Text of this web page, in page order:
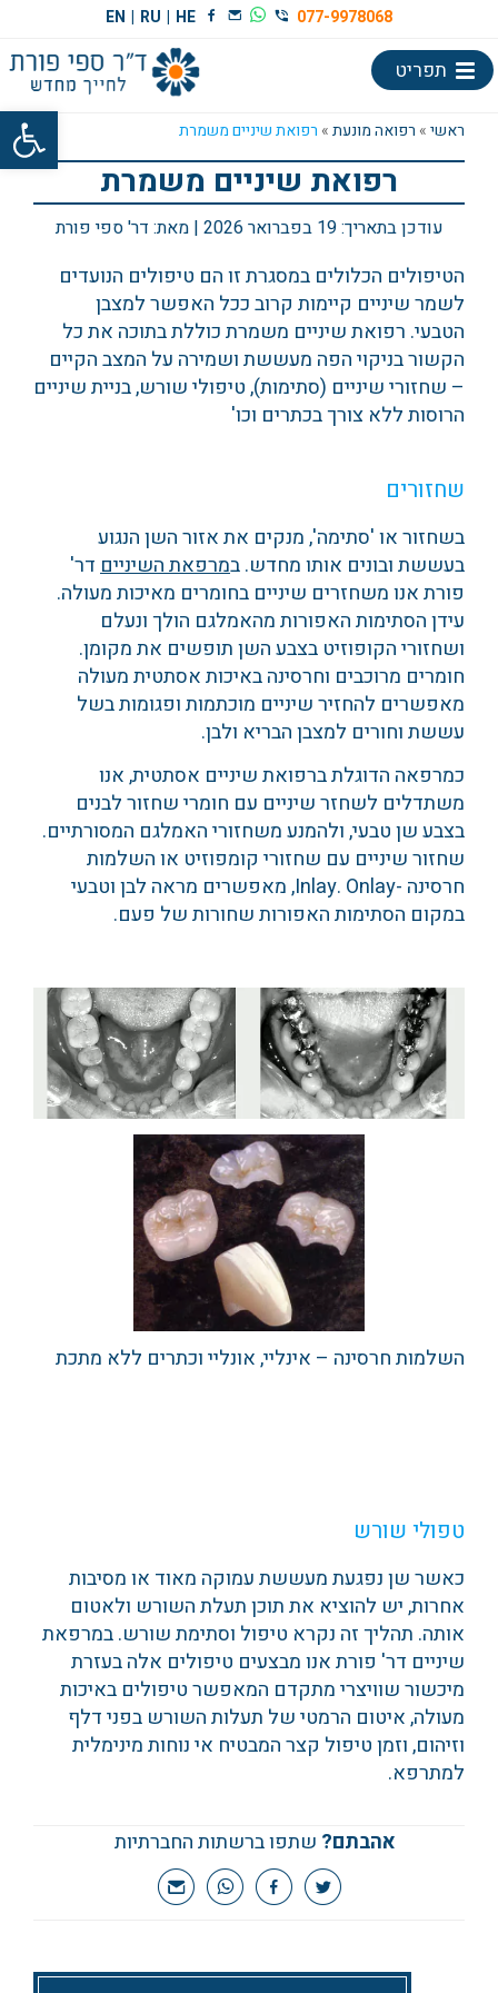
פתח
077-9978068
HE
|
RU
|
EN
ראשי» רפואה מונעת» רפואת שיניים משמרת
רפואת שיניים משמרת
עודכן בתאריך:19 בפברואר 2026 | מאת: דר' ספי פורת
הטיפולים הכלולים במסגרת זו הם טיפולים הנועדים
לשמר שיניים קיימות קרוב ככל האפשר למצבן
הטבעי. רפואת שיניים משמרת כוללת בתוכה את כל
הקשור בניקוי הפה מעששת ושמירה על המצב הקיים
– שחזורי שיניים (סתימות), טיפולי שורש, בניית שיניים
הרוסות ללא צורך בכתרים וכו'
שחזורים
בשחזור או 'סתימה', מנקים את אזור השן הנגוע
בעששת ובונים אותו מחדש. במרפאת השינייםדר'
פורת אנו משחזרים שיניים בחומרים מאיכות מעולה.
עידן הסתימות האפורות מהאמלגם הולך ונעלם
ושחזורי הקופוזיט בצבע השן תופשים את מקומן.
חומרים מרוכבים וחרסינה באיכות אסתטית מעולה
מאפשרים להחזיר שיניים מוכתמות ופגומות בשל
עששת וחורים למצבן הבריא ולבן.
כמרפאה הדוגלת ברפואת שיניים אסתטית, אנו
משתדלים לשחזר שיניים עם חומרי שחזור לבנים
בצבע שן טבעי, ולהמנע משחזורי האמלגם המסורתיים.
שחזור שיניים עם שחזורי קומפוזיט או השלמות
חרסינה -Inlay. Onlay, מאפשרים מראה לבן וטבעי
במקום הסתימות האפורות שחורות של פעם.
השלמות חרסינה – אינליי, אונליי וכתרים ללא מתכת
טפולי שורש
כאשר שן נפגעת מעששת עמוקה מאוד או מסיבות
אחרות, יש להוציא את תוכן תעלת השורש ולאטום
אותה. תהליך זה נקרא טיפול וסתימת שורש. במרפאת
שיניים דר' פורת אנו מבצעים טיפולים אלה בעזרת
מיכשור שוויצרי מתקדם המאפשר טיפולים באיכות
מעולה, איטום הרמטי של תעלות השורש בפני דלף
וזיהום, וזמן טיפול קצר המבטיח אי נוחות מינימלית
למתרפא.
אהבתם? שתפו ברשתות החברתיות
תפריט